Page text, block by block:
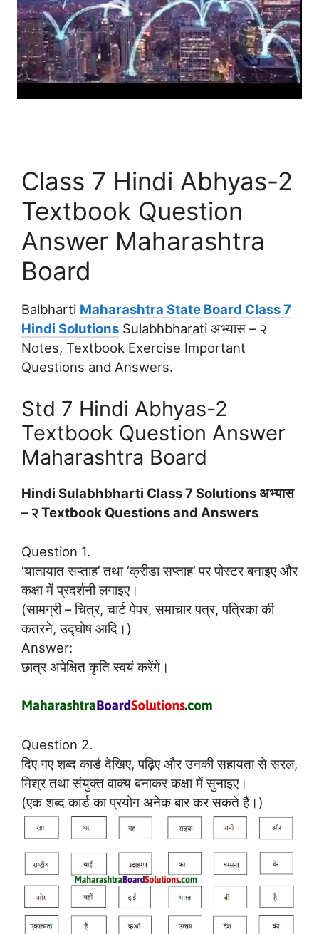
Class 7 Hindi Abhyas-2
Textbook Question
Answer Maharashtra
Board
Balbharti Maharashtra State Board Class 7
Hindi Solutions Sulabhbharati अभ्‍यास – २
Notes, Textbook Exercise Important
Questions and Answers.
Std 7 Hindi Abhyas-2
Textbook Question Answer
Maharashtra Board
Hindi Sulabhbharti Class 7 Solutions अभ्‍यास
– २ Textbook Questions and Answers
Question 1.
‘यातायात सप्ताह’ तथा ‘क्रीडा सप्ताह’ पर पोस्टर बनाइए और
कक्षा में प्रदर्शनी लगाइए।
(सामग्री – चित्र, चार्ट पेपर, समाचार पत्र, पत्रिका की
कतरने, उद्घोष आदि।)
Answer:
छात्र अपेक्षित कृति स्वयं करेंगे।
Question 2.
दिए गए शब्द कार्ड देखिए, पढ़िए और उनकी सहायता से सरल,
मिश्र तथा संयुक्त वाक्य बनाकर कक्षा में सुनाइए।
(एक शब्द कार्ड का प्रयोग अनेक बार कर सकते हैं।)